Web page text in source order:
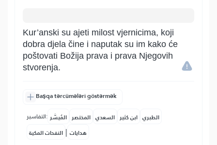
Kur’anski su ajeti milost vjernicima, koji
dobra djela čine i naputak su im kako će
poštovati Božija prava i prava Njegovih
stvorenja.
Başqa tərcümələri göstərmək
التفاسير: المُيسَّر المختصر السعدي ابن كثير الطبري
النفحات المكية | هدايات